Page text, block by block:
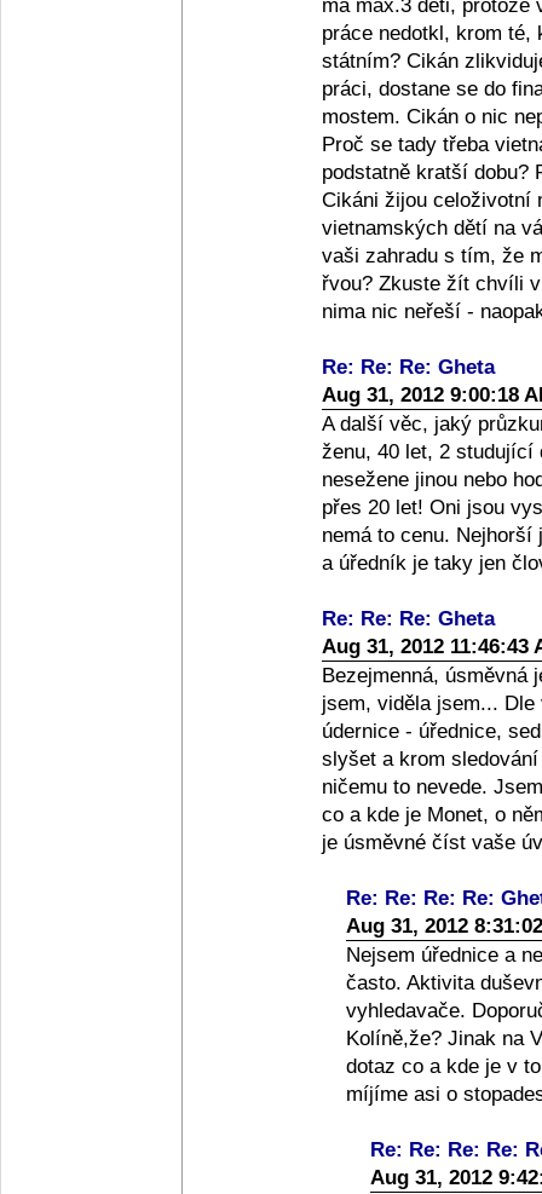
má max.3 děti,
práce nedotkl, krom té,
státním? Cikán
práci, dostane se do
mostem. Cikán o nic
Proč se tady třeba
podstatně kratší dobu?
Cikáni žijou celoživotní
vietnamských dětí na
vaši zahradu s tím, že
řvou? Zkuste žít chvíli
nima nic neřeší -
Re: Re: Re: Gheta
Aug 31, 2012 9:00:18
A další věc, jaký
ženu, 40 let, 2 studující
nesežene jinou nebo
přes 20 let! Oni jsou
nemá to cenu.
a úředník je taky jen
Re: Re: Re: Gheta
Aug 31, 2012 11:46:43
Bezejmenná, úsměvná
jsem, viděla jsem...
údernice - úřednice,
slyšet a krom
ničemu to nevede.
co a kde je Monet, o
je úsměvné číst vaše
Re: Re: Re: Re:
Aug 31, 2012
Nejsem úřednice a
často. Aktivita
vyhledavače.
Kolíně,že? Jinak na
dotaz co a kde je v
míjíme asi o
Re: Re: Re: Re:
Aug 31, 2012